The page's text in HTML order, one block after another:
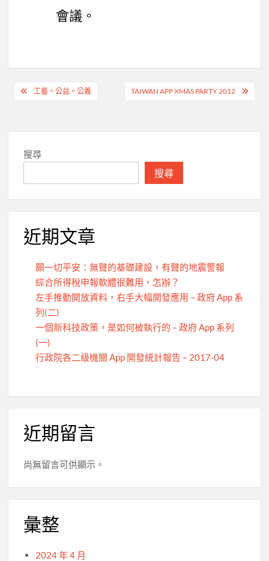
會議。
文
導
覽
工藝。公益。公義 TAIWAN APP XMAS PARTY 2012
搜尋
搜尋
近期文章
願一切平安：無聲的基礎建設，有聲的地震警報
綜合所得稅申報軟體很難用，怎辦？
左手推動開放資料，右手大幅開發應用 – 政府 App 系
列(二)
一個新科技政策，是如何被執行的 – 政府 App 系列
(一)
行政院各二級機關 App 開發統計報告 – 2017-04
近期留言
尚無留言可供顯示。
彙整
2024 年 4 月